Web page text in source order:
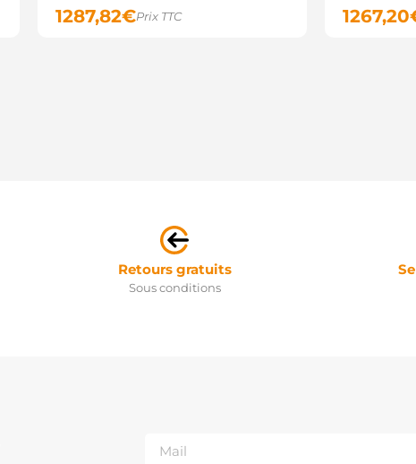
1287,82€Prix TTC 1267,20
Retours gratuits
Sous conditions